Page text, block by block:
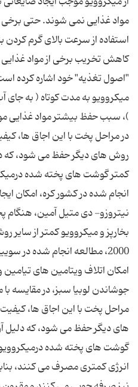
مواد غذایی نمی شوند. حتی
استفاده از سرعت بالای گرم
کاهش تخریب برخی از مواد
"اصول تغذیه" خود اشاره کرده
میکروویو به مدت کوتاه ( به جای
)، سبب حفظ بیشتر مواد غذایی
در مراحل پخت با این اجاق ها،
روش های دیگر حفظ می شود، که
کمتر گوشت های پخته شده
انجام شده در کشور کره، امکان
نیتروزو- دی متیل آمین، هنگام
بخارپز و میکروویو کمتر از
2000، مطالعه انجام شده در
امکان اتلاف ویتامین های
جوشاندن لوبیا سبز، در مقایسه
مراحل پخت با این اجاق ها،
های دیگر حفظ می شود، که دلیل
گوشت های پخته شده
انرژی کمتری مصرف می کنند،